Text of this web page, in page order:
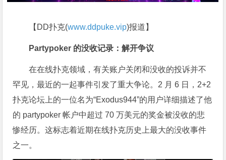
【DD扑克(www.ddpuke.vip)报道】
Partypoker 的没收记录：解开争议
在在线扑克领域，有关账户关闭和没收的投诉并不
罕见，最近的一起事件引发了重大争论。2 月 6 日，2+2
扑克论坛上的一位名为“Exodus944”的用户详细描述了他
的 partypoker 帐户中超过 70 万美元的奖金被没收的悲
惨经历。这标志着近期在线扑克历史上最大的没收事件
之一。